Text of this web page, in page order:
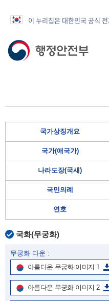
이 누리집은 대한민국 공식
국가상징개요
국가(애국가)
나라도장(국새)
국민의례
연호
국화(무궁화)
무궁화 다운 :
아름다운 무궁화 이미지 1
아름다운 무궁화 이미지 2